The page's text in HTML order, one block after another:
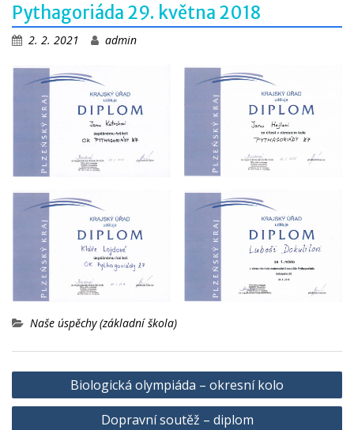
Pythagoriáda 29. května 2018
2. 2. 2021 admin
Naše úspěchy (základní škola)
Navigace
pro
Biologická olympiáda – okresní kolo
Dopravní soutěž – diplom